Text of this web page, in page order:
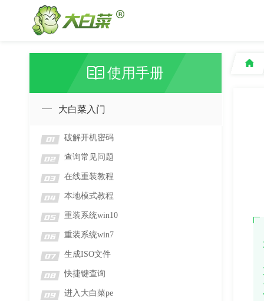
使用手册
大白菜入门
01 破解开机密码
02 查询常见问题
03 在线重装教程
04 本地模式教程
05 重装系统win10
06 重装系统win7
07 生成ISO文件
08 快捷键查询
09 进入大白菜pe